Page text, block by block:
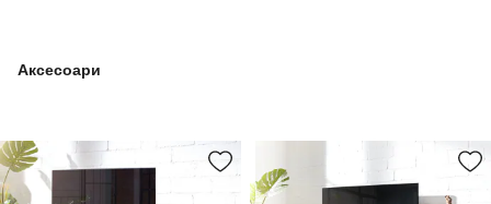
Аксесоари